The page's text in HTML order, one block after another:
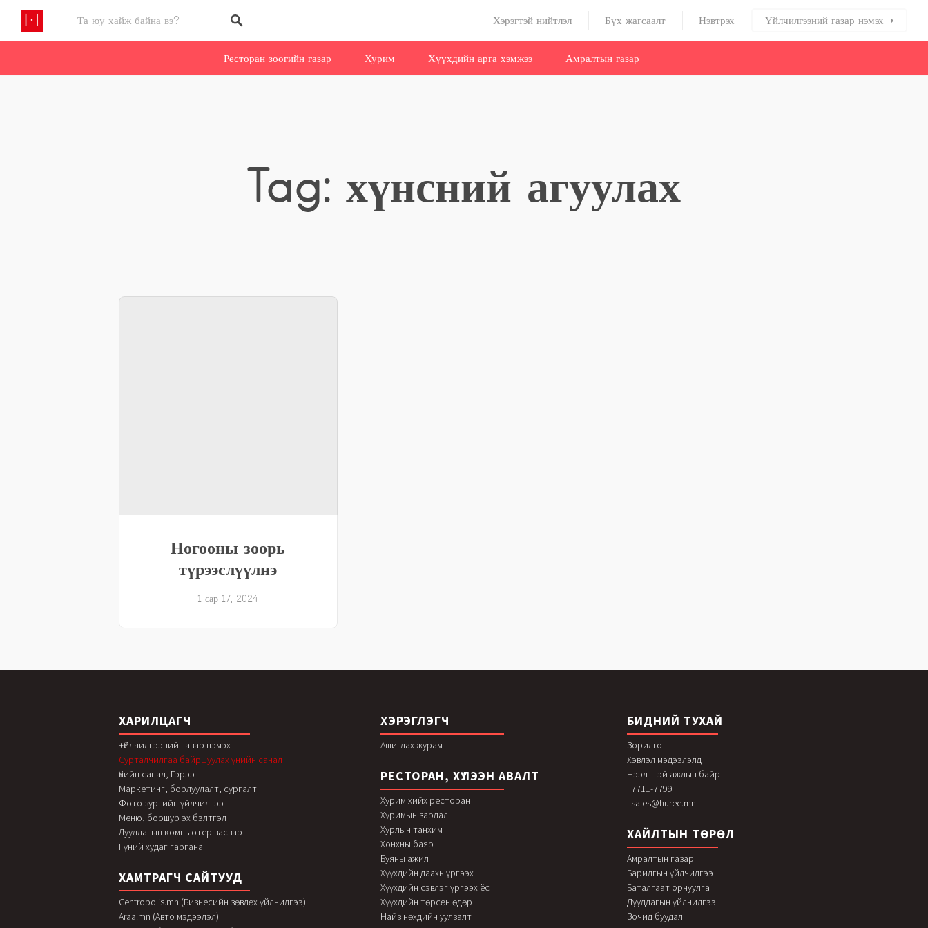
Хэрэгтэй нийтлэл Бүх жагсаалт Нэвтрэх Үйлчилгээний газар нэмэх
Ресторан зоогийн газар Хурим Хүүхдийн арга хэмжээ Амралтын газар
Tag: хүнсний агуулах
Ногооны зоорь
түрээслүүлнэ
1 сар 17, 2024
ХАРИЛЦАГЧ
+Үйлчилгээний газар нэмэх
Сурталчилгаа байршуулах үнийн санал
Үнийн санал, Гэрээ
Маркетинг, борлуулалт, сургалт
Фото зургийн үйлчилгээ
Меню, боршур эх бэлтгэл
Дуудлагын компьютер засвар
Гүний худаг гаргана
ХАМТРАГЧ САЙТУУД
Centropolis.mn (Бизнесийн зөвлөх үйлчилгээ)
Araa.mn (Авто мэдээлэл)
ХЭРЭГЛЭГЧ
Ашиглах журам
РЕСТОРАН, ХҮЛЭЭН АВАЛТ
Хурим хийх ресторан
Хуримын зардал
Хурлын танхим
Хонхны баяр
Буяны ажил
Хүүхдийн даахь үргээх
Хүүхдийн сэвлэг үргээх ёс
Хүүхдийн төрсөн өдөр
Найз нөхдийн уулзалт
БИДНИЙ ТУХАЙ
Зорилго
Хэвлэл мэдээлэлд
Нээлттэй ажлын байр
7711-7799
sales@huree.mn
ХАЙЛТЫН ТӨРӨЛ
Амралтын газар
Барилгын үйлчилгээ
Баталгаат орчуулга
Дуудлагын үйлчилгээ
Зочид буудал